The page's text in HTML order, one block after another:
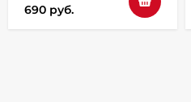
690 руб.